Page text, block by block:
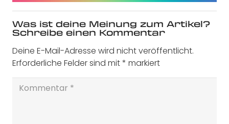
Was ist deine Meinung zum Artikel?
Schreibe einen Kommentar
Deine E-Mail-Adresse wird nicht veröffentlicht.
Erforderliche Felder sind mit* markiert